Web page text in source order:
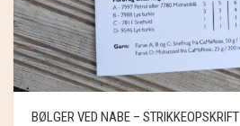
BØLGER VED NABE – STRIKKEOPSKRIFT